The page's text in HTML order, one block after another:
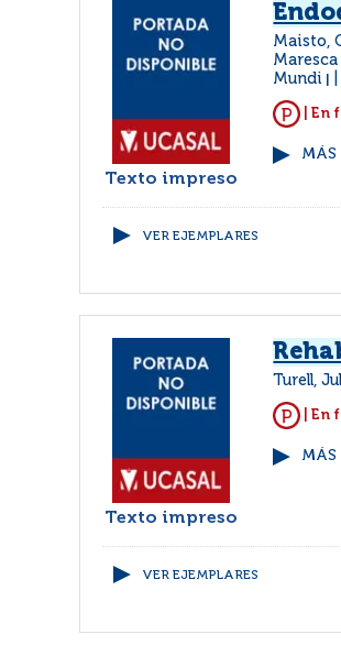
Texto impreso
Maisto,
Mundi
| En
MÁS
VER EJEMPLARES
Texto impreso
Turell,
| En
MÁS
VER EJEMPLARES